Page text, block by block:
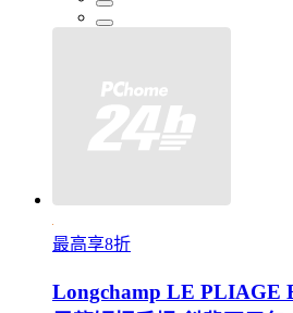
最高享8折
Longchamp LE PLIAGE